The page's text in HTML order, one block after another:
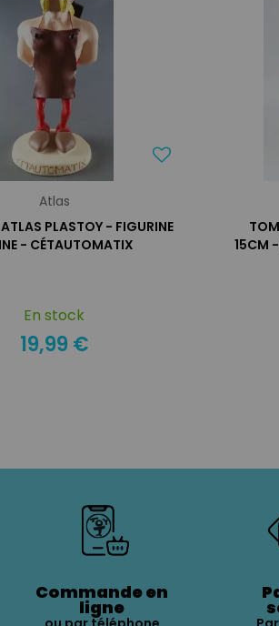
Atlas
PLASTOY - FIGURINE
- CÉTAUTOMATIX
En stock
19,99 €
15CM
Commande en
ligne